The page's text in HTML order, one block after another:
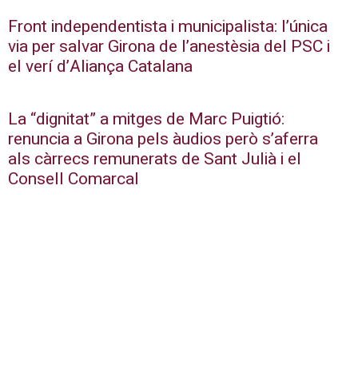
Front independentista i municipalista: l’única
via per salvar Girona de l’anestèsia del PSC i
el verí d’Aliança Catalana
La “dignitat” a mitges de Marc Puigtió:
renuncia a Girona pels àudios però s’aferra
als càrrecs remunerats de Sant Julià i el
Consell Comarcal